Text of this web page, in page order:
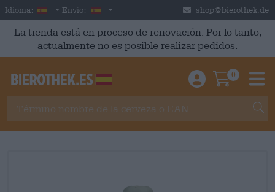
Skip to main content
Idioma: Spanish
Envío: España shop@bierothek.de
La tienda está en proceso de renovación. Por lo tanto,
actualmente no es posible realizar pedidos.
Einloggen /
0